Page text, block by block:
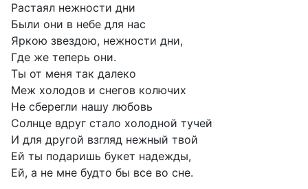
Растаял нежности дни
Были они в небе для нас
Яркою звездою, нежности дни,
Где же теперь они.
Ты от меня так далеко
Меж холодов и снегов колючих
Не сберегли нашу любовь
Солнце вдруг стало холодной тучей
И для другой взгляд нежный твой
Ей ты подаришь букет надежды,
Ей, а не мне будто бы все во сне.